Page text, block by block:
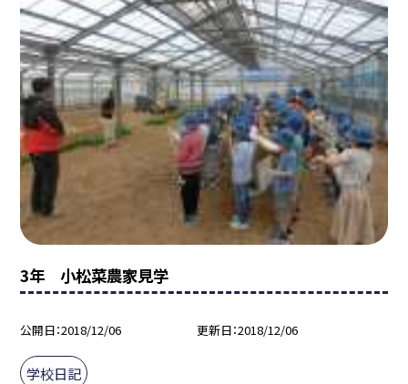
3年 小松菜農家見学
公開日 2018/12/06 更新日 2018/12/06
学校日記